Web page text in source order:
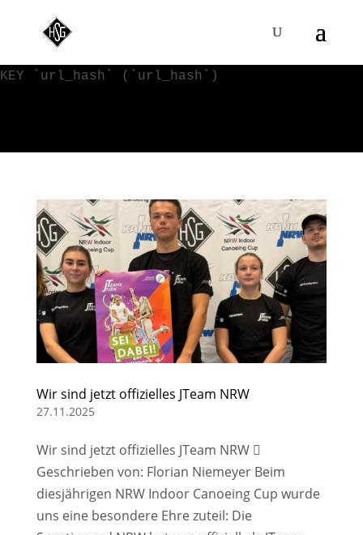
'url_hash']
KEY `url_hash` (`url_hash`)
Wir sind jetzt offizielles JTeam NRW
27.11.2025
Wir sind jetzt offizielles JTeam NRW 
Geschrieben von: Florian Niemeyer Beim
diesjährigen NRW Indoor Canoeing Cup wurde
uns eine besondere Ehre zuteil: Die